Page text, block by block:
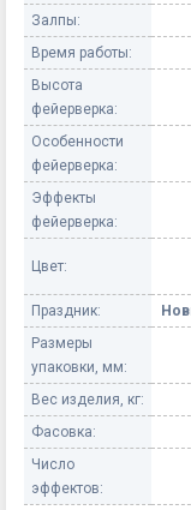
Залпы:
Время работы:
Высота
фейерверка:
Особенности
фейерверка:
Эффекты
фейерверка:
Цвет:
Праздник:
Размеры
упаковки, мм:
Вес изделия, кг:
Фасовка:
Число
эффектов: